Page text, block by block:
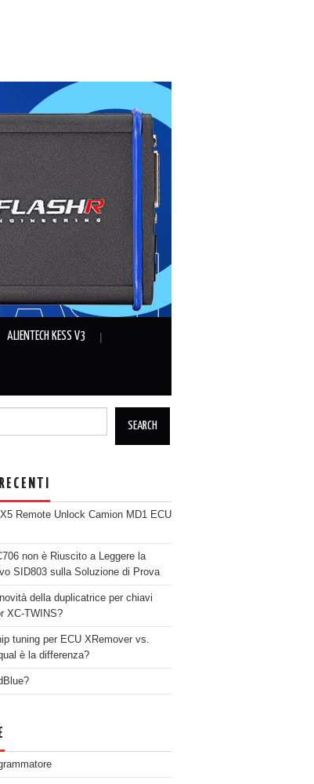
ALIENTECH KESS V3
Remote Unlock Camion MD1 ECU
non è Riuscito a Leggere la
SID803 sulla Soluzione di Prova
della duplicatrice per chiavi
XC-TWINS?
tuning per ECU XRemover vs.
è la differenza?